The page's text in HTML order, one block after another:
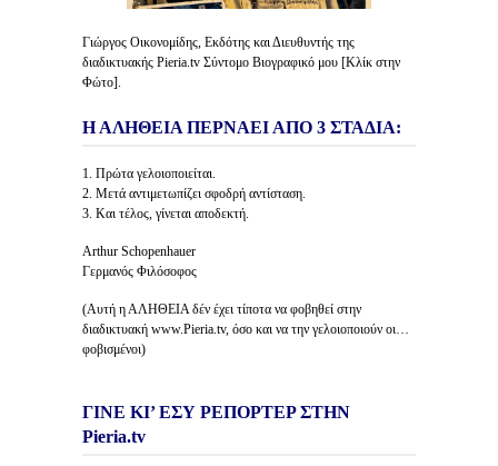
Γιώργος Οικονομίδης, Εκδότης και Διευθυντής της
διαδικτυακής Pieria.tv Σύντομο Βιογραφικό μου [Κλίκ στην
Φώτο].
Η ΑΛΗΘΕΙΑ ΠΕΡΝΑΕΙ ΑΠΟ 3 ΣΤΑΔΙΑ:
1. Πρώτα γελοιοποιείται.
2. Μετά αντιμετωπίζει σφοδρή αντίσταση.
3. Και τέλος, γίνεται αποδεκτή.
Arthur Schopenhauer
Γερμανός Φιλόσοφος
(Αυτή η ΑΛΗΘΕΙΑ δέν έχει τίποτα να φοβηθεί στην
διαδικτυακή www.Pieria.tv, όσο και να την γελοιοποιούν οι…
φοβισμένοι)
ΓΙΝΕ ΚΙ’ ΕΣΥ ΡΕΠΟΡΤΕΡ ΣΤΗΝ
Pieria.tv